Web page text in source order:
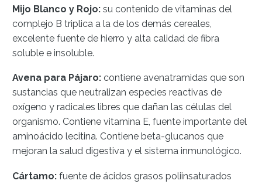
Mijo Blanco y Rojo: su contenido de vitaminas del
complejo B triplica a la de los demás cereales,
excelente fuente de hierro y alta calidad de fibra
soluble e insoluble.
Avena para Pájaro: contiene avenatramidas que son
sustancias que neutralizan especies reactivas de
oxígeno y radicales libres que dañan las células del
organismo. Contiene vitamina E, fuente importante del
aminoácido lecitina. Contiene beta-glucanos que
mejoran la salud digestiva y el sistema inmunológico.
Cártamo: fuente de ácidos grasos poliinsaturados